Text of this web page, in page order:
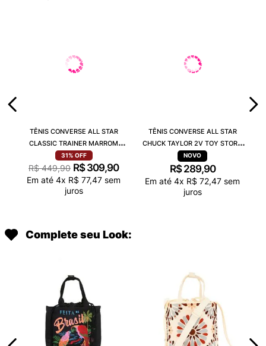
TÊNIS CONVERSE ALL STAR
CLASSIC TRAINER MARROM
BRANCO CO06610005
31% OFF
R$ 449,90 R$ 309,90
Em até 4x R$ 77,47 sem
juros
TÊNIS CONVERSE ALL STAR
CHUCK TAYLOR 2V TOY STORY
MARFIM CARAMELO CK15490001
R$ 289,90
Em até 4x R$ 72,47 sem
juros
Complete seu Look: